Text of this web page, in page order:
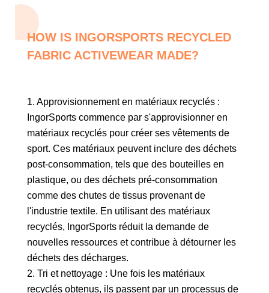
HOW IS INGORSPORTS RECYCLED
FABRIC ACTIVEWEAR MADE?
1. Approvisionnement en matériaux recyclés :
IngorSports commence par s'approvisionner en
matériaux recyclés pour créer ses vêtements de
sport. Ces matériaux peuvent inclure des déchets
post-consommation, tels que des bouteilles en
plastique, ou des déchets pré-consommation
comme des chutes de tissus provenant de
l'industrie textile. En utilisant des matériaux
recyclés, IngorSports réduit la demande de
nouvelles ressources et contribue à détourner les
déchets des décharges.
2. Tri et nettoyage : Une fois les matériaux
recyclés obtenus, ils passent par un processus de